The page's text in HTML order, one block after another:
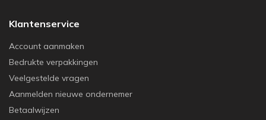
Klantenservice
Account aanmaken
Bedrukte verpakkingen
Veelgestelde vragen
Aanmelden nieuwe ondernemer
Betaalwijzen